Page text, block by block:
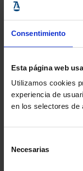
Consentimiento
Esta página web
Utilizamos cookies
experiencia de
en los selectores de
Necesarias
manera: James Mc
Panagiotis Perakis
Dominique Schupp